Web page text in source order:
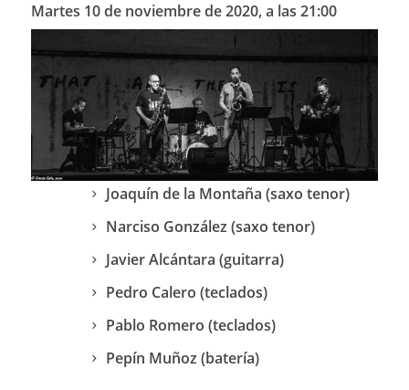
Martes 10 de noviembre de 2020, a las 21:00
Joaquín de la Montaña (saxo tenor)
Narciso González (saxo tenor)
Javier Alcántara (guitarra)
Pedro Calero (teclados)
Pablo Romero (teclados)
Pepín Muñoz (batería)